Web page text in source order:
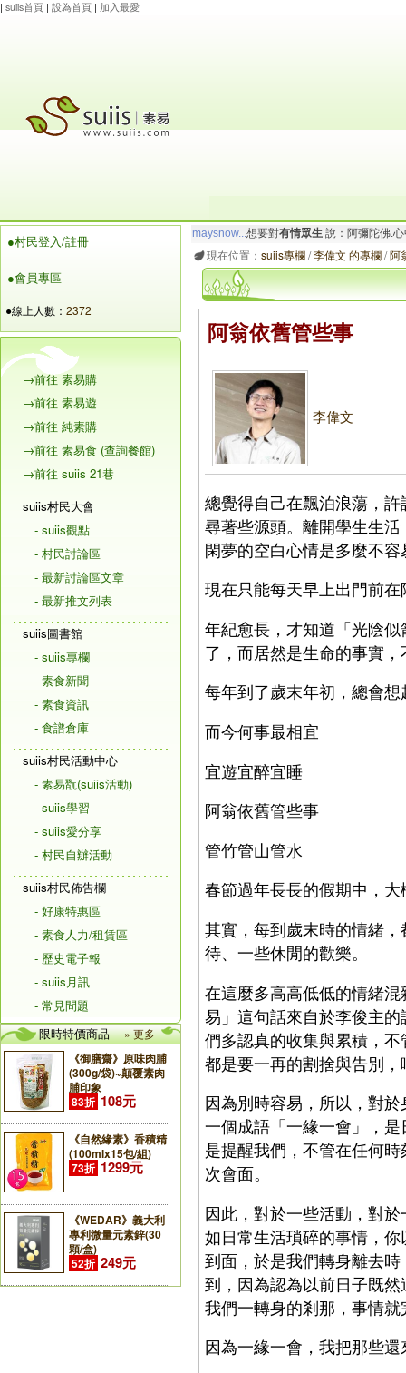
| suiis首頁 | 設為首頁 | 加入最愛
●村民登入/註冊
●會員專區
●線上人數： 2372
→前往 素易購
→前往 素易遊
→前往 純素購
→前往 素易食 (查詢餐館)
→前往 suiis 21巷
suiis村民大會
- suiis觀點
- 村民討論區
- 最新討論區文章
- 最新推文列表
suiis圖書館
- suiis專欄
- 素食新聞
- 素食資訊
- 食譜倉庫
suiis村民活動中心
- 素易翫(suiis活動)
- suiis學習
- suiis愛分享
- 村民自辦活動
suiis村民佈告欄
- 好康特惠區
- 素食人力/租賃區
- 歷史電子報
- suiis月訊
- 常見問題
限時特價商品
» 更多
《御膳齋》原味肉脯
(300g/袋)~顛覆素肉
脯印象
83折 108元
《自然緣素》香積精
(100mlx15包/組)
73折 1299元
《WEDAR》義大利
專利微量元素鋅(30
顆/盒)
52折 249元
maysnow...想要對有情眾生說：阿彌陀佛.
現在位置： suiis專欄/李偉文 的專欄/阿
阿翁依舊管些事
李偉文
總覺得自己在飄泊浪蕩，
尋著些源頭。離開學生生
閑夢的空白心情是多麼不
現在只能每天早上出門前
年紀愈長，才知道「光陰
了，而居然是生命的事實
每年到了歲末年初，總會
而今何事最相宜
宜遊宜醉宜睡
阿翁依舊管些事
管竹管山管水
春節過年長長的假期中，
其實，每到歲末時的情緒
待、一些休閒的歡樂。
在這麼多高高低低的情緒
易」這句話來自於李俊主
們多認真的收集與累積，
都是要一再的割捨與告別
因為別時容易，所以，對
一個成語「一緣一會」，
是提醒我們，不管在任何
次會面。
因此，對於一些活動，對
如日常生活瑣碎的事情，
到面，於是我們轉身離去
到，因為認為以前日子既
我們一轉身的剎那，事情
因為一緣一會，我把那些